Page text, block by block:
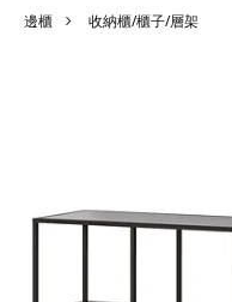
邊櫃 收納櫃/櫃子/層架